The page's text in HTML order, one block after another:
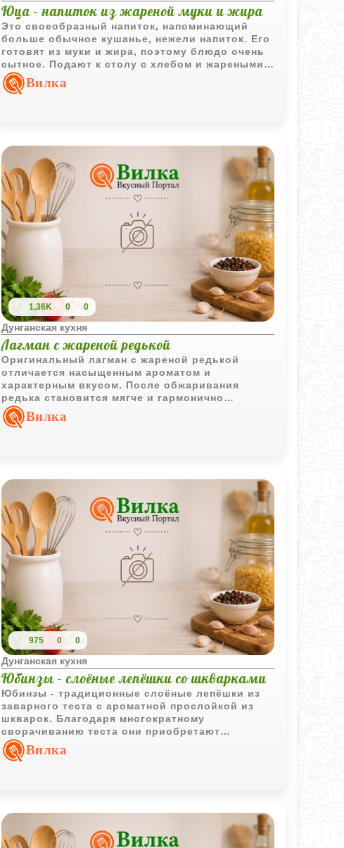
Юца - напиток из жареной муки и жира
Это своеобразный напиток, напоминающий
больше обычное кушанье, нежели напиток. Его
готовят из муки и жира, поэтому блюдо очень
сытное. Подают к столу с хлебом и жареными
овощами.
Вилка
1,36K 0 0
Дунганская кухня
Лагман с жареной редькой
Оригинальный лагман с жареной редькой
отличается насыщенным ароматом и
характерным вкусом. После обжаривания
редька становится мягче и гармонично
сочетается с мясом, домашней лапшой и
пряными добавками.
Вилка
975 0 0
Дунганская кухня
Юбинзы - слоёные лепёшки со шкварками
Юбинзы - традиционные слоёные лепёшки из
заварного теста с ароматной прослойкой из
шкварок. Благодаря многократному
сворачиванию теста они приобретают
интересную текстуру и хорошо сочетаются с
жареными овощами и горячим чаем.
Вилка